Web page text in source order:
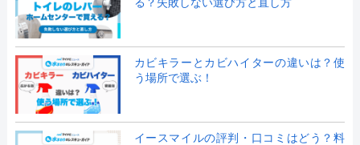
カビキラーとカビハイターの違いは？使
う場所で選ぶ！
イースマイルの評判・口コミはどう？料